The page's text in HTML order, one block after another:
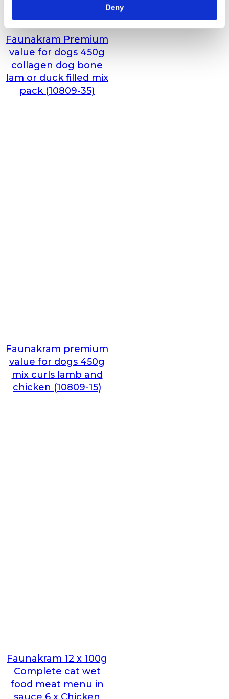
Deny
Faunakram Premium
value for dogs 450g
collagen dog bone
lam or duck filled mix
pack (10809-35)
Faunakram premium
value for dogs 450g
mix curls lamb and
chicken (10809-15)
Faunakram 12 x 100g
Complete cat wet
food meat menu in